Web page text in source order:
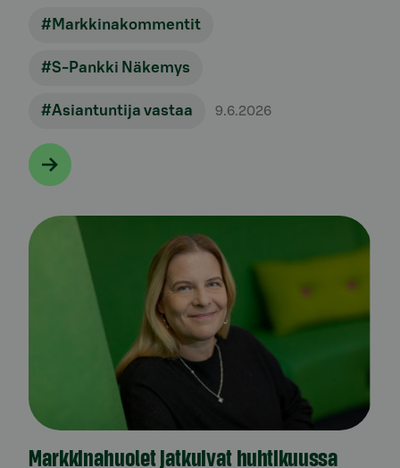
#Markkinakommentit
#S-Pankki Näkemys
#Asiantuntija vastaa 9.6.2026
Markkinahuolet jatkuivat huhtikuussa